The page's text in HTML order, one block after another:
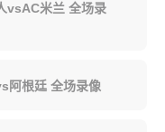
vsAC米兰 全场录
阿根廷 全场录像